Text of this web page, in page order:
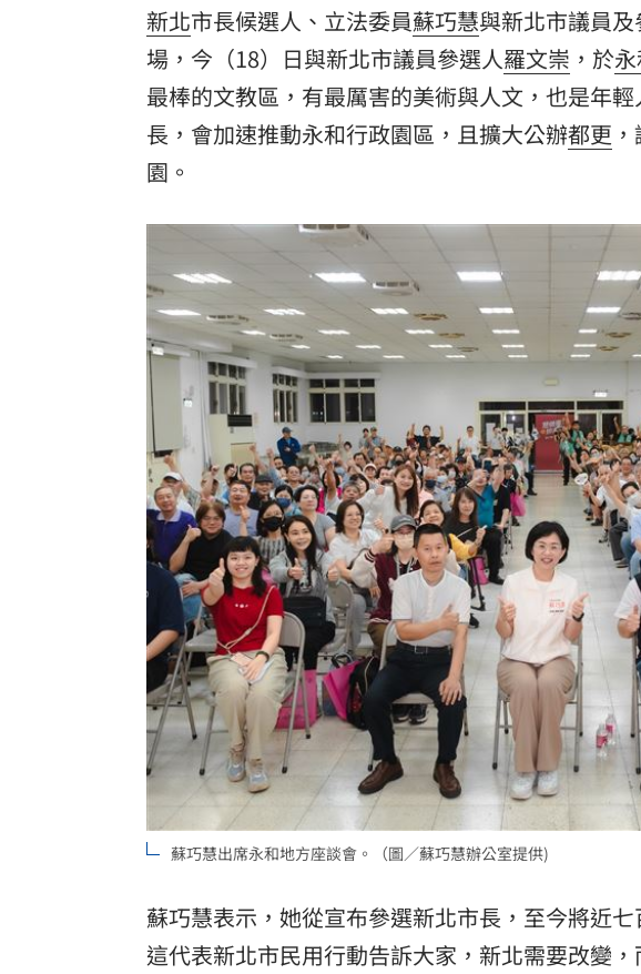
新北市長候選人、立法委員蘇巧慧與新北市議員
場，今（18）日與新北市議員參選人羅文崇 ，於
最棒的文教區，有最厲害的美術與人文，也是年
長，會加速推動永和行政園區，且擴大公辦都更
園。
蘇巧慧出席永和地方座談會。（圖／蘇巧慧辦公室提供)
蘇巧慧表示，她從宣布參選新北市長，至今將近
這代表新北市民用行動告訴大家，新北需要改變